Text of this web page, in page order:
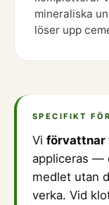
mineraliska
löser upp
SPECIFIKT
Vi förvattnar
appliceras —
medlet utan
verka. Vid